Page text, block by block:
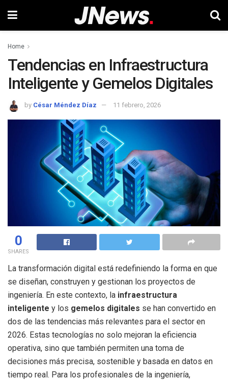
Home
Tendencias en Infraestructura
Inteligente y Gemelos Digitales
by César Méndez Díaz 11 febrero, 2026
0
SHARES
La transformación digital está redefiniendo la forma en que
se diseñan, construyen y gestionan los proyectos de
ingeniería. En este contexto, la infraestructura
inteligente y los gemelos digitales se han convertido en
dos de las tendencias más relevantes para el sector en
2026. Estas tecnologías no solo mejoran la eficiencia
operativa, sino que también permiten una toma de
decisiones más precisa, sostenible y basada en datos en
tiempo real. Para los profesionales de la ingeniería,